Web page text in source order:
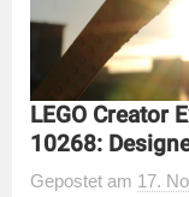
LEGO Creator
10268:
Gepostet am 17.